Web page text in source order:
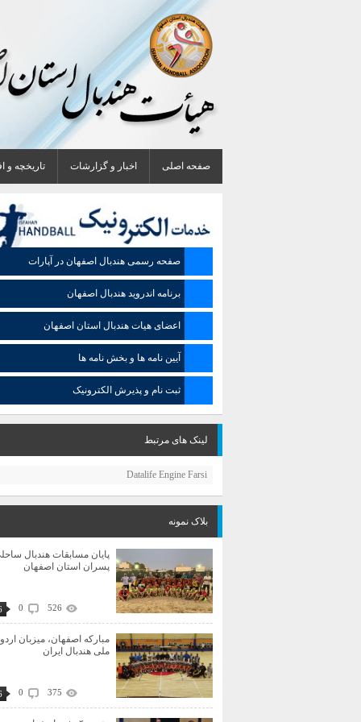
صفحه اصلی اخبار و گزارشات تاریخچه و
ثبت نام و پذیرش الکترونیک
آیین نامه ها و بخش نامه ها
اعضای هیات هندبال استان اصفهان
برنامه اندروید هندبال اصفهان
صفحه رسمی هندبال اصفهان در آپارات
لینک های مرتبط
Datalife Engine Farsi
بلاک نمونه
پایان مسابقات هندبال
پسران استان اصفهان
526
0
مبارکه اصفهان، میزبان
ملی هندبال ایران
375
0